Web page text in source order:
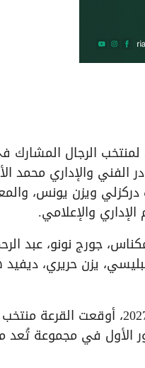
لمنتخب الرجال
ضم الكادر الفني والإداري
ويزن يونس،
والإعلامي.
عمر مكناس، جورج نونو،
يزن حريري،
وفي سياق التصفيات الآسيوية المؤهلة إلى كأس العالم لكرة السلة
الأول في مجموعة